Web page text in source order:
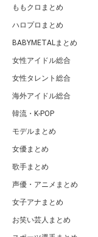
ももクロまとめ
ハロプロまとめ
BABYMETALまとめ
女性アイドル総合
女性タレント総合
海外アイドル総合
韓流・K-POP
モデルまとめ
女優まとめ
歌手まとめ
声優・アニメまとめ
女子アナまとめ
お笑い芸人まとめ